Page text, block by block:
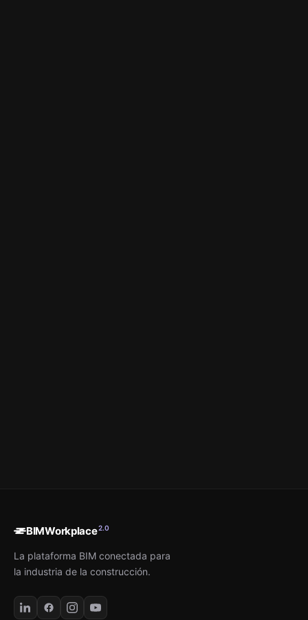
BIMWorkplace2.0
La plataforma BIM conectada para
la industria de la construcción.